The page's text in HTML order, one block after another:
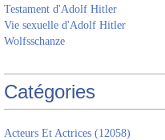
Testament d'Adolf Hitler
Vie sexuelle d'Adolf Hitler
Wolfsschanze
Catégories
Acteurs Et Actrices (12058)